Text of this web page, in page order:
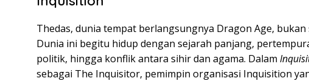
Thedas, dunia tempat berlangsungnya Dragon Age, bukan
Dunia ini begitu hidup dengan sejarah panjang,
politik, hingga konflik antara sihir dan agama. Dalam
sebagai The Inquisitor, pemimpin organisasi Inquisition